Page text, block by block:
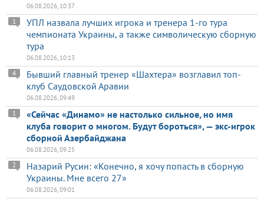
06.08.2026, 10:37
УПЛ назвала лучших игрока и тренера 1-го тура
чемпионата Украины, а также символическую сборную
тура
1
06.08.2026, 10:13
Бывший главный тренер «Шахтера» возглавил топ-
клуб Саудовской Аравии
4
06.08.2026, 09:49
«Сейчас «Динамо» не настолько сильное, но имя
клуба говорит о многом. Будут бороться», — экс-игрок
сборной Азербайджана
1
06.08.2026, 09:25
Назарий Русин: «Конечно, я хочу попасть в сборную
Украины. Мне всего 27»
2
06.08.2026, 09:01